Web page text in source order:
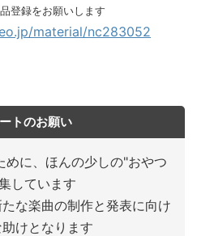
登録をお願いします
material/nc283052
トのお願い
めに、ほんの少しの"おやつ
しています
な楽曲の制作と発表に向け
けとなります